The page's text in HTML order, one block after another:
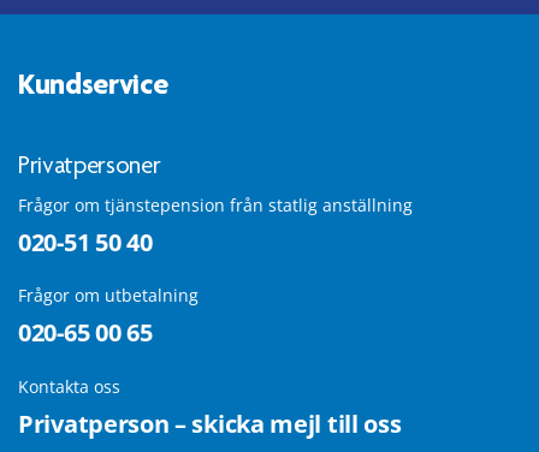
Kundservice
Privatpersoner
Frågor om tjänstepension från statlig anställning
020-51 50 40
Frågor om utbetalning
020-65 00 65
Kontakta oss
Privatperson – skicka mejl till oss